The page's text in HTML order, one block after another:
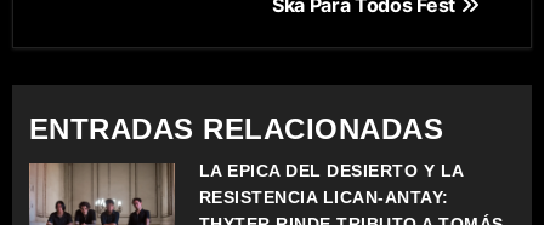
A
C
I
Ska Para Todos Fest
ENTRADAS RELACIONADAS
LA ÉPICA DEL DESIERTO Y LA
RESISTENCIA LICAN-ANTAY: